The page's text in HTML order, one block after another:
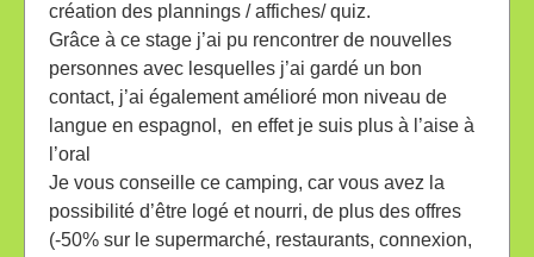
création des plannings / affiches/ quiz.
Grâce à ce stage j’ai pu rencontrer de nouvelles
personnes avec lesquelles j’ai gardé un bon
contact, j’ai également amélioré mon niveau de
langue en espagnol, en effet je suis plus à l’aise à
l’oral
Je vous conseille ce camping, car vous avez la
possibilité d’être logé et nourri, de plus des offres
(-50% sur le supermarché, restaurants, connexion,